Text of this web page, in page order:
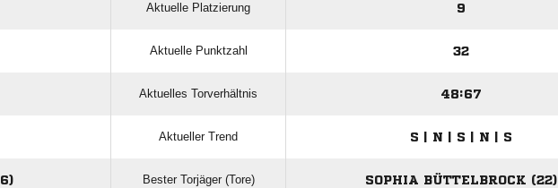
Aktuelle Platzierung 9
Aktuelle Punktzahl 32
Aktuelles Torverhältnis 48:67
Aktueller Trend S | N | S | N | S
Bester Torjäger (Tore) SOPHIA BÜTTELBROCK (22)